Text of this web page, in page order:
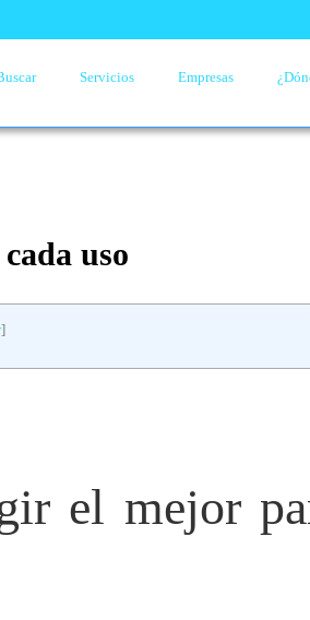
Servicios Empresas
uso
]
el mejor